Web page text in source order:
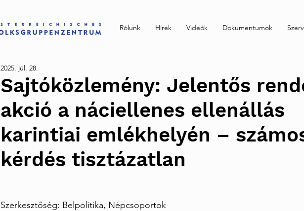
Rólunk Hírek Videók Dokumentumok
Sajtóközlemény: Jelentős
akció a náciellenes ellenállás
karintiai emlékhelyén –
kérdés tisztázatlan
2025. júl. 28.
Szerkesztőség: Belpolitika, Népcsoportok